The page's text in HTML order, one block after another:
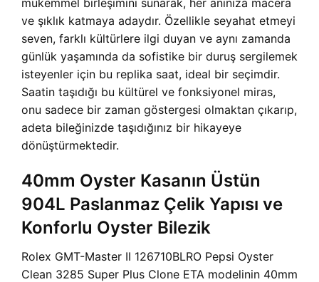
mükemmel birleşimini sunarak, her anınıza macera
ve şıklık katmaya adaydır. Özellikle seyahat etmeyi
seven, farklı kültürlere ilgi duyan ve aynı zamanda
günlük yaşamında da sofistike bir duruş sergilemek
isteyenler için bu replika saat, ideal bir seçimdir.
Saatin taşıdığı bu kültürel ve fonksiyonel miras,
onu sadece bir zaman göstergesi olmaktan çıkarıp,
adeta bileğinizde taşıdığınız bir hikayeye
dönüştürmektedir.
40mm Oyster Kasanın Üstün
904L Paslanmaz Çelik Yapısı ve
Konforlu Oyster Bilezik
Rolex GMT-Master II 126710BLRO Pepsi Oyster
Clean 3285 Super Plus Clone ETA modelinin 40mm